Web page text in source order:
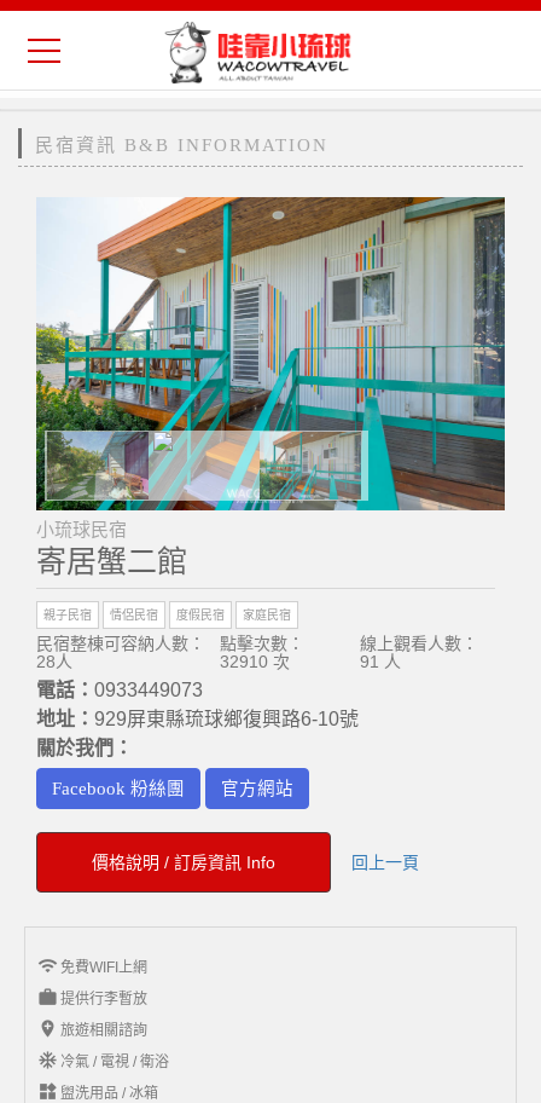
民宿資訊 B&B INFORMATION
小琉球民宿
寄居蟹二館
親子民宿 情侶民宿 度假民宿 家庭民宿
民宿整棟可容納人數：
28人
點擊次數：
32910 次
線上觀看人數：
91 人
電話： 0933449073
地址： 929屏東縣琉球鄉復興路6-10號
關於我們：
Facebook 粉絲團 官方網站
價格說明 / 訂房資訊 Info 回上一頁
wifi 免費WIFI上網
work 提供行李暫放
add_location 旅遊相關諮詢
ac_unit 冷氣 / 電視 / 衛浴
widgets 盥洗用品 / 冰箱